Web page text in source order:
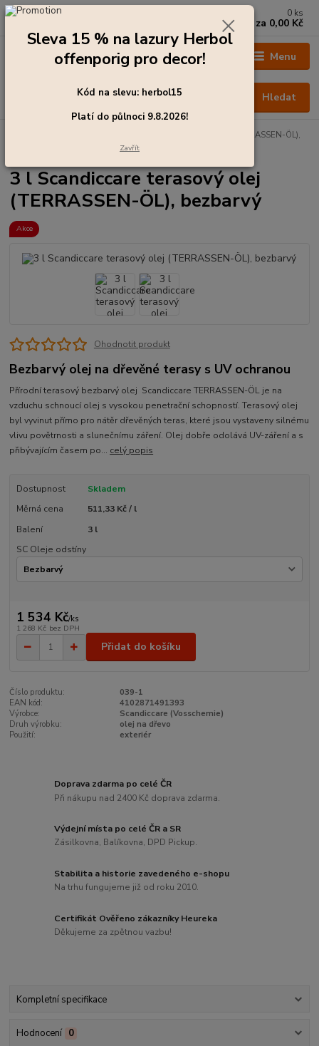
Menu
Hledat
+420 273 136 255
0 ks
za 0,00 Kč
3 l Scandiccare terasový olej (TERRASSEN-ÖL),
3 l Scandiccare terasový olej
(TERRASSEN-ÖL), bezbarvý
Akce
Ohodnotit produkt
Bezbarvý olej na dřevěné terasy s UV ochranou
Přírodní terasový bezbarvý olej Scandiccare TERRASSEN-ÖL je na
vzduchu schnoucí olej s vysokou penetrační schopností. Terasový olej
byl vyvinut přímo pro nátěr dřevěných teras, které jsou vystaveny silnému
vlivu povětrnosti a slunečnímu záření. Olej dobře odolává UV-záření a s
přibývajícím časem po... celý popis
Dostupnost
Skladem
Měrná cena
511,33 Kč / l
Balení
3 l
SC Oleje odstíny
1 534 Kč/ks
1 268 Kč bez DPH
Přidat do košíku
Číslo produktu:
039-1
EAN kód:
4102871491393
Výrobce:
Scandiccare (Vosschemie)
Druh výrobku:
olej na dřevo
Použití:
exteriér
Doprava zdarma po celé ČR
Při nákupu nad 2400 Kč doprava zdarma.
Výdejní místa po celé ČR a SR
Zásilkovna, Balíkovna, DPD Pickup.
Stabilita a historie zavedeného e-shopu
Na trhu fungujeme již od roku 2010.
Certifikát Ověřeno zákazníky Heureka
Děkujeme za zpětnou vazbu!
Kompletní specifikace
Hodnocení 0
Sleva 15 % na lazury Herbol
offenporig pro decor!
Kód na slevu: herbol15
Platí do půlnoci 9.8.2026!
Zavřít